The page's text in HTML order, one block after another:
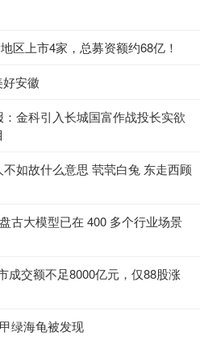
区上市4家，总募资额约68亿！
好安徽
金科引入长城国富作战投长实欲
如故什么意思 茕茕白兔 东走西顾
古大模型已在 400 多个行业场景
成交额不足8000亿元，仅88股涨
绿海龟被发现